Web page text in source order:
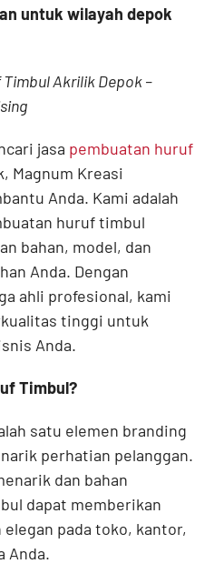
untuk wilayah depok
Akrilik Depok –
jasa pembuatan huruf
Magnum Kreasi
Anda. Kami adalah
huruf timbul
bahan, model, dan
Anda. Dengan
ahli profesional, kami
tinggi untuk
Anda.
Timbul?
satu elemen branding
perhatian pelanggan.
dan bahan
dapat memberikan
pada toko, kantor,
Anda.